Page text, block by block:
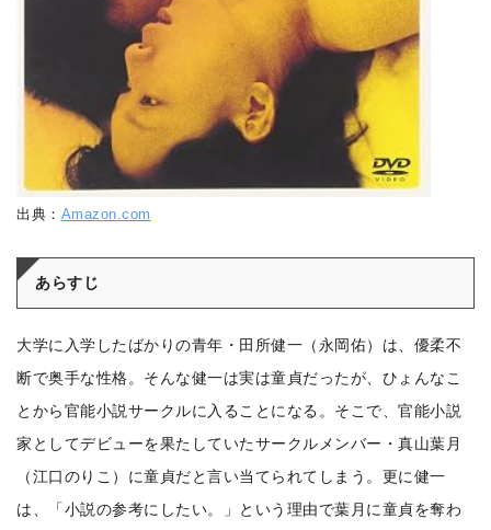
出典： Amazon.com
あらすじ
大学に入学したばかりの青年・田所健一（永岡佑）は、優柔不
断で奥手な性格。そんな健一は実は童貞だったが、ひょんなこ
とから官能小説サークルに入ることになる。そこで、官能小説
家としてデビューを果たしていたサークルメンバー・真山葉月
（江口のりこ）に童貞だと言い当てられてしまう。更に健一
は、「小説の参考にしたい。」という理由で葉月に童貞を奪わ